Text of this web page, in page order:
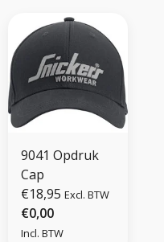
9041 Opdruk
Cap
€18,95 Excl. BTW
€0,00
Incl. BTW